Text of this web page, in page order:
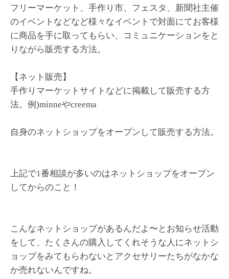
フリーマーケット、手作り市、フェスタ、新聞社主催
のイベントなどなど様々なイベントで対面にてお客様
に商品を手に取ってもらい、コミュニケーションをと
りながら販売する方法。
【ネット販売】
手作りマーケットサイトなどに掲載して販売する方
法。例)minneやcreema
自身のネットショップをオープンして販売する方法。
上記で1番相談が多いのはネットショップをオープン
してからのこと！
こんなネットショップがあるんだよ〜とお知らせ活動
をして、たくさんの購入してくれそうな人にネットシ
ョップをみてもらわないとアクセサリーたちがなかな
か売れないんですね。